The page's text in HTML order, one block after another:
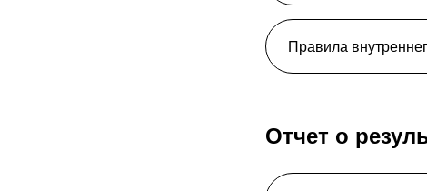
Правила
Отчет о